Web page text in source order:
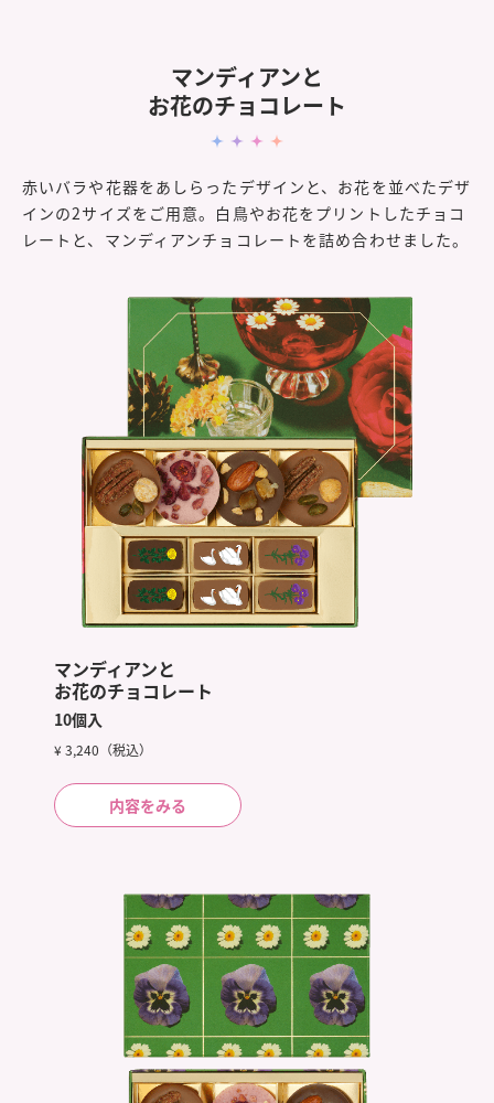
マンディアンと
お花のチョコレート
赤いバラや花器をあしらったデザインと、お花を並べたデザ
インの2サイズをご用意。白鳥やお花をプリントしたチョコ
レートと、マンディアンチョコレートを詰め合わせました。
マンディアンと
お花のチョコレート
10個入
¥ 3,240（税込）
内容をみる